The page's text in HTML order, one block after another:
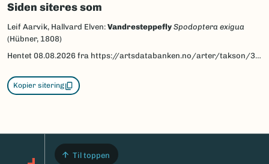
Siden siteres som
Leif Aarvik, Hallvard Elven: Vandresteppefly Spodoptera exigua
(Hübner, 1808)
Hentet 08.08.2026 fra https://artsdatabanken.no/arter/takson/30646/beskrivelse
Kopier sitering
Til toppen